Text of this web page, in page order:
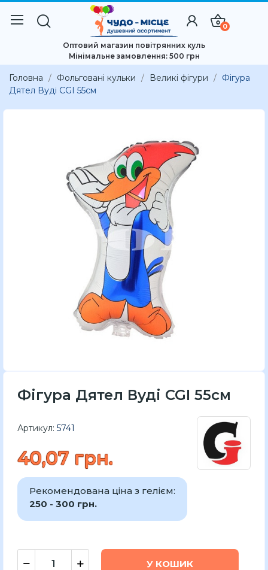
0
Оптовий магазин повітрянних куль
Мінімальне замовлення: 500 грн
Головна Фольговані кульки Великі фігури
Фігура
Дятел Вуді CGI 55см
Фігура Дятел Вуді CGI 55см
Артикул: 5741
40,07 грн.
Рекомендована ціна з гелієм:
250 - 300 грн.
У КОШИК